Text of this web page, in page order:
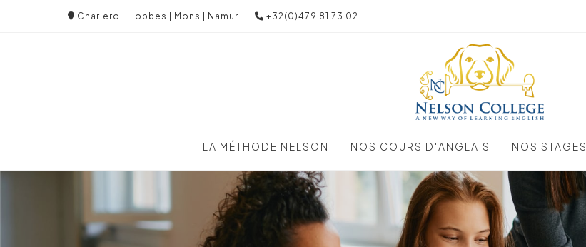
Charleroi | Lobbes | Mons | Namur +32(0)479 81 73 02
LA MÉTHODE NELSON NOS COURS D'ANGLAIS NOS STAGES